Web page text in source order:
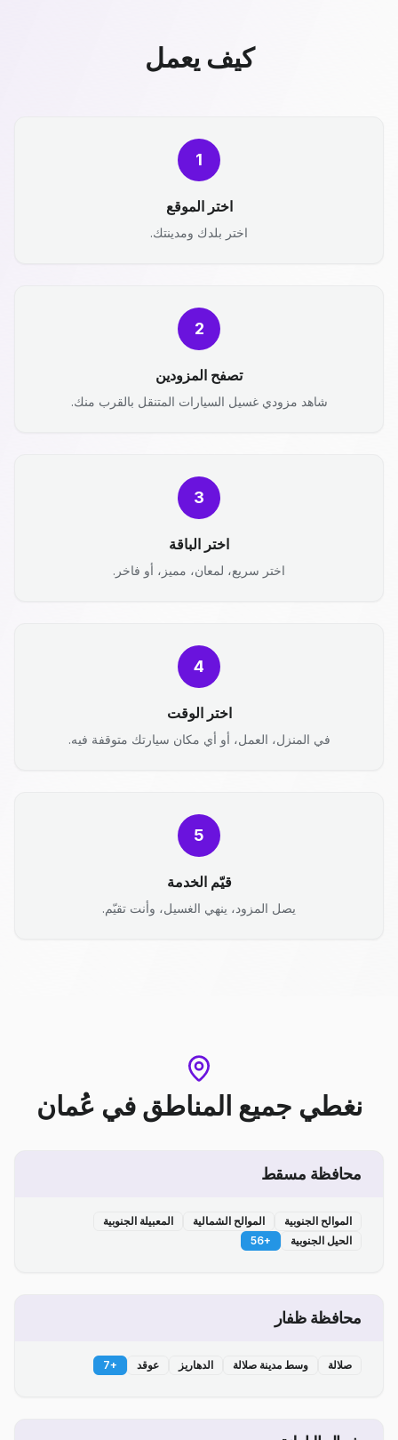
كيف يعمل
1
اختر الموقع
اختر بلدك ومدينتك.
2
تصفح المزودين
شاهد مزودي غسيل السيارات المتنقل بالقرب منك.
3
اختر الباقة
اختر سريع، لمعان، مميز، أو فاخر.
4
اختر الوقت
في المنزل، العمل، أو أي مكان سيارتك متوقفة فيه.
5
قيّم الخدمة
يصل المزود، ينهي الغسيل، وأنت تقيّم.
نغطي جميع المناطق في عُمان
محافظة مسقط
الموالح الجنوبية الموالح الشمالية
المعبيلة الجنوبية
الحيل الجنوبية
+
56
محافظة ظفار
صلالة وسط مدينة صلالة الدهاريز عوقد +
7